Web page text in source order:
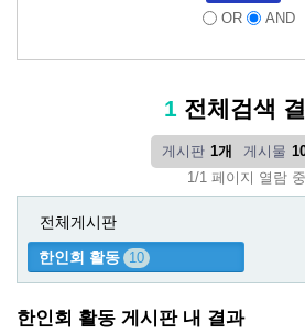
OR AND
1 전체검색
게시판 1개 게시물
1/1 페이지 열람 중
전체게시판
한인회 활동 10
한인회 활동 게시판 내 결과